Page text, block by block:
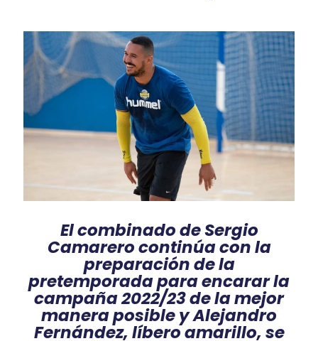
El combinado de Sergio
Camarero continúa con la
preparación de la
pretemporada para encarar la
campaña 2022/23 de la mejor
manera posible y Alejandro
Fernández, líbero amarillo, se